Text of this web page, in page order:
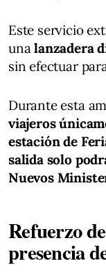
Este servicio
unalanzadera
sin efectuar
Durante esta
viajeros
estación de
salida solo
Nuevos
Refuerzo
presencia